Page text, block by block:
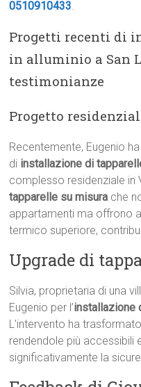
0510910433.
Progetti recenti di
in alluminio a San
testimonianze
Progetto
Recentemente, Eugenio
di installazione di
complesso residenziale in
tapparelle su misura che
appartamenti ma offrono
termico superiore,
Upgrade di
Silvia, proprietaria di una
Eugenio per l’installazione
L’intervento ha
rendendole più accessibili
significativamente la